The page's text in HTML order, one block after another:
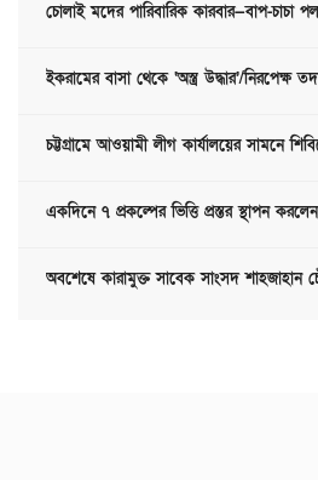
চোলাই মদের পারিবারিক কারবার—বাপ-চাচা
ইকরামের বাসা থেকে ‘অস্ত্র উদ্ধার’/নিরপেক্ষ
চট্টগ্রামে আওয়ামী লীগ কার্যালয়ের সামনে
একদিনে ৭ প্রকল্পের ভিত্তি প্রস্তর স্থাপন
অবশেষে কারামুক্ত সাবেক সাংসদ শাহজাহান